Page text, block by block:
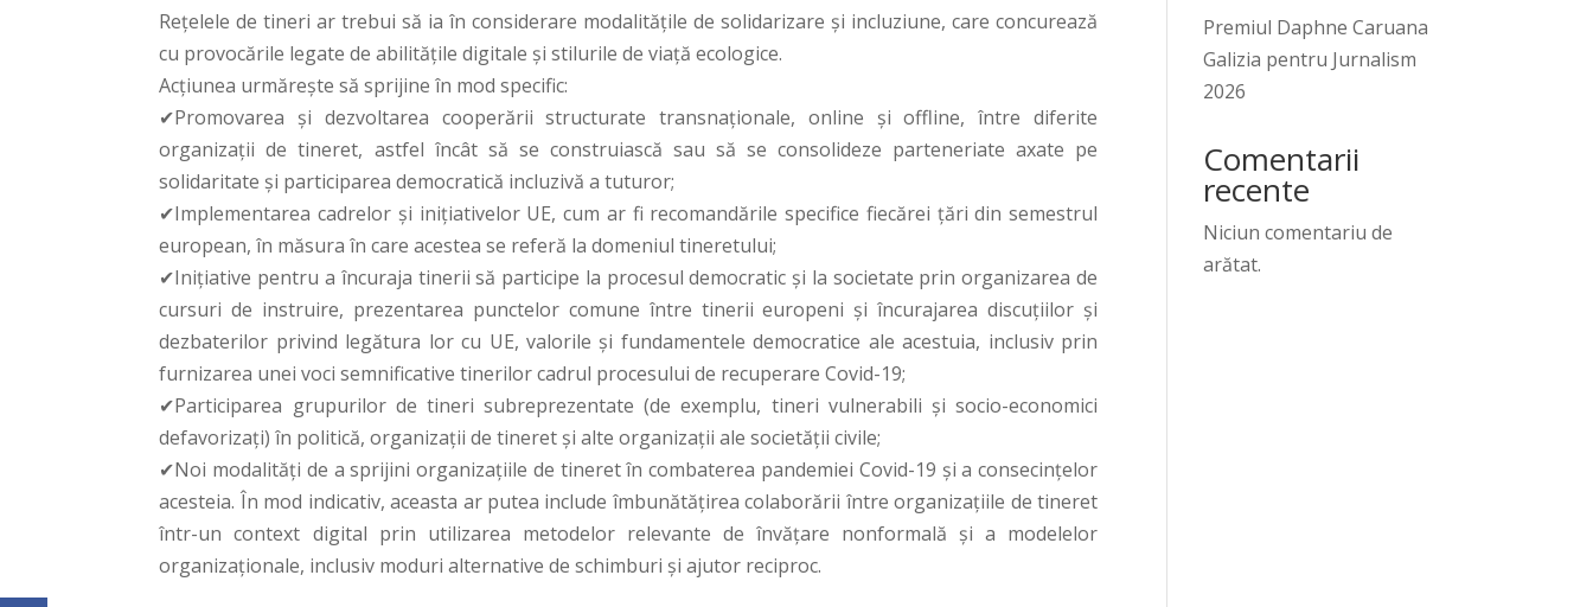
Rețelele de tineri ar trebui să ia în considerare modalitățile de solidarizare și incluziune, care concurează
cu provocările legate de abilitățile digitale și stilurile de viață ecologice.
Acțiunea urmărește să sprijine în mod specific:
✔Promovarea și dezvoltarea cooperării structurate transnaționale, online și offline, între diferite
organizații de tineret, astfel încât să se construiască sau să se consolideze parteneriate axate pe
solidaritate și participarea democratică incluzivă a tuturor;
✔Implementarea cadrelor și inițiativelor UE, cum ar fi recomandările specifice fiecărei țări din semestrul
european, în măsura în care acestea se referă la domeniul tineretului;
✔Inițiative pentru a încuraja tinerii să participe la procesul democratic și la societate prin organizarea de
cursuri de instruire, prezentarea punctelor comune între tinerii europeni și încurajarea discuțiilor și
dezbaterilor privind legătura lor cu UE, valorile și fundamentele democratice ale acestuia, inclusiv prin
furnizarea unei voci semnificative tinerilor cadrul procesului de recuperare Covid-19;
✔Participarea grupurilor de tineri subreprezentate (de exemplu, tineri vulnerabili și socio-economici
defavorizați) în politică, organizații de tineret și alte organizații ale societății civile;
✔Noi modalități de a sprijini organizațiile de tineret în combaterea pandemiei Covid-19 și a consecințelor
acesteia. În mod indicativ, aceasta ar putea include îmbunătățirea colaborării între organizațiile de tineret
într-un context digital prin utilizarea metodelor relevante de învățare nonformală și a modelelor
organizaționale, inclusiv moduri alternative de schimburi și ajutor reciproc.
Premiul Daphne Caruana
Galizia pentru Jurnalism
2026
Comentarii
recente
Niciun comentariu de
arătat.